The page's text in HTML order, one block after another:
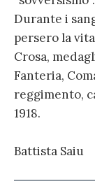
Durante i
persero la
Crosa,
Fanteria,
reggimento,
1918.
Battista Saiu